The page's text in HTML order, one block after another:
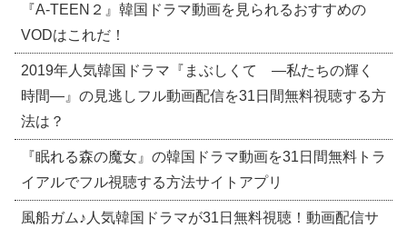
『A-TEEN２』韓国ドラマ動画を見られるおすすめの
VODはこれだ！
2019年人気韓国ドラマ『まぶしくて ―私たちの輝く
時間―』の見逃しフル動画配信を31日間無料視聴する方
法は？
『眠れる森の魔女』の韓国ドラマ動画を31日間無料トラ
イアルでフル視聴する方法サイトアプリ
風船ガム♪人気韓国ドラマが31日無料視聴！動画配信サ